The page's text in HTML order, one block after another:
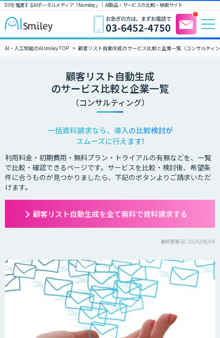
DXを推進するAIポータルメディア「AIsmiley」｜ AI製品・サービスの比較・検索サイト
AI・人工知能のAIsmiley TOP 顧客リスト自動生成のサービス比較と企業一覧（コンサルティ
顧客リスト自動生成
のサービス比較と企業一覧
（コンサルティング）
一括資料請求なら、導入の比較検討が
スムーズに行えます!
利用料金・初期費用・無料プラン・トライアルの有無などを、一覧
で比較・確認できるページです。サービスを比較・検討後、希望条
件に合うものが見つかりましたら、下記のボタンよりご請求いただ
けます。
顧客リスト自動生成を全て無料で資料請求する
最終更新日: 2026/08/04